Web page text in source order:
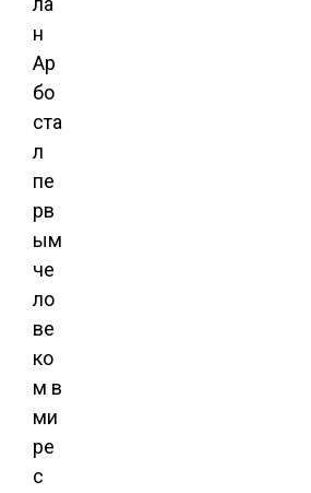
н
Ар
бо
ста
л
пе
рв
ым
че
ло
ве
ко
м в
ми
ре
с